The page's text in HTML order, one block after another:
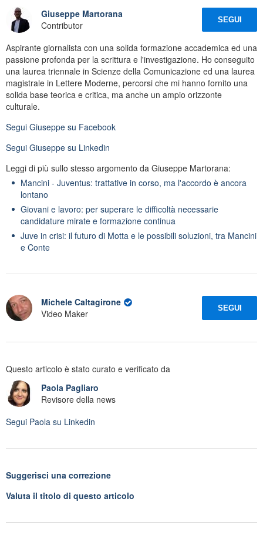
Giuseppe Martorana
Contributor
SEGUI
Aspirante giornalista con una solida formazione accademica ed una
passione profonda per la scrittura e l'investigazione. Ho conseguito
una laurea triennale in Scienze della Comunicazione ed una laurea
magistrale in Lettere Moderne, percorsi che mi hanno fornito una
solida base teorica e critica, ma anche un ampio orizzonte
culturale.
Segui Giuseppe su Facebook
Segui Giuseppe su Linkedin
Leggi di più sullo stesso argomento da Giuseppe Martorana:
Mancini - Juventus: trattative in corso, ma l'accordo è ancora
lontano
Giovani e lavoro: per superare le difficoltà necessarie
candidature mirate e formazione continua
Juve in crisi: il futuro di Motta e le possibili soluzioni, tra Mancini
e Conte
Michele Caltagirone
Video Maker
SEGUI
Questo articolo è stato curato e verificato da
Paola Pagliaro
Revisore della news
Segui Paola su Linkedin
Suggerisci una correzione
Valuta il titolo di questo articolo